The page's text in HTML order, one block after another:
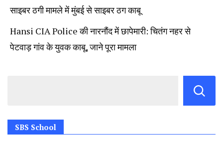
साइबर ठगी मामले में मुंबई से साइबर ठग काबू
Hansi CIA Police की नारनौंद में छापेमारी: चितंग नहर से
पेटवाड़ गांव के युवक काबू, जाने पूरा मामला
SBS School